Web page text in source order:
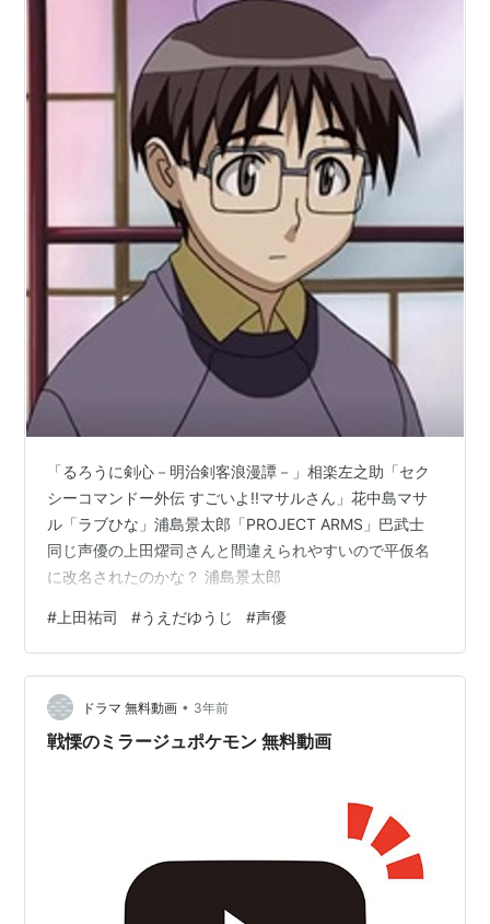
爆裂天使（立場無恭平、予告ナレーション）
働きマン（小林明久）
ハチミツとクローバー（森田忍）
HEATGUY-J（キア・フリーボーン）
PEACE MAKER鐡（市村辰之助）
BUZZER BEATER（DT）
BLUE SEED（八重樫良樹）
ポケットモンスター（タケシ）
ポケットモンスターアドバンスジェネレーション
（タケシ）
ポケットモンスターダイヤモンド＆パール（タケ
シ）
舞-乙HiME 0〜S.ifr〜（ブランキン）
魔法のステージ ファンシーララ（ヨシオ）
魔法遣いに大切なこと（善之助）
美鳥の日々（高見沢修一）
蟲師（化野）
もえたん（手塚ナオ）
RAGNAROK THE ANIMATION（ライ）
RIDEBACK（菱田春樹）
ラブひな（浦島景太郎）
ロックマンエグゼシリーズ（日暮闇太郎、カラード
ROBOTICS;NOTES（マグヤン）
「るろうに剣心－明治剣客浪漫譚－」相楽左之助「セク
シーコマンドー外伝 すごいよ!!マサルさん」花中島マサ
ル「ラブひな」浦島景太郎「PROJECT ARMS」巴武士
同じ声優の上田燿司さんと間違えられやすいので平仮名
に改名されたのかな？ 浦島景太郎
# 上田祐司 #うえだゆうじ #声優
ドラマ 無料動画 • 3年前
戦慄のミラージュポケモン 無料動画